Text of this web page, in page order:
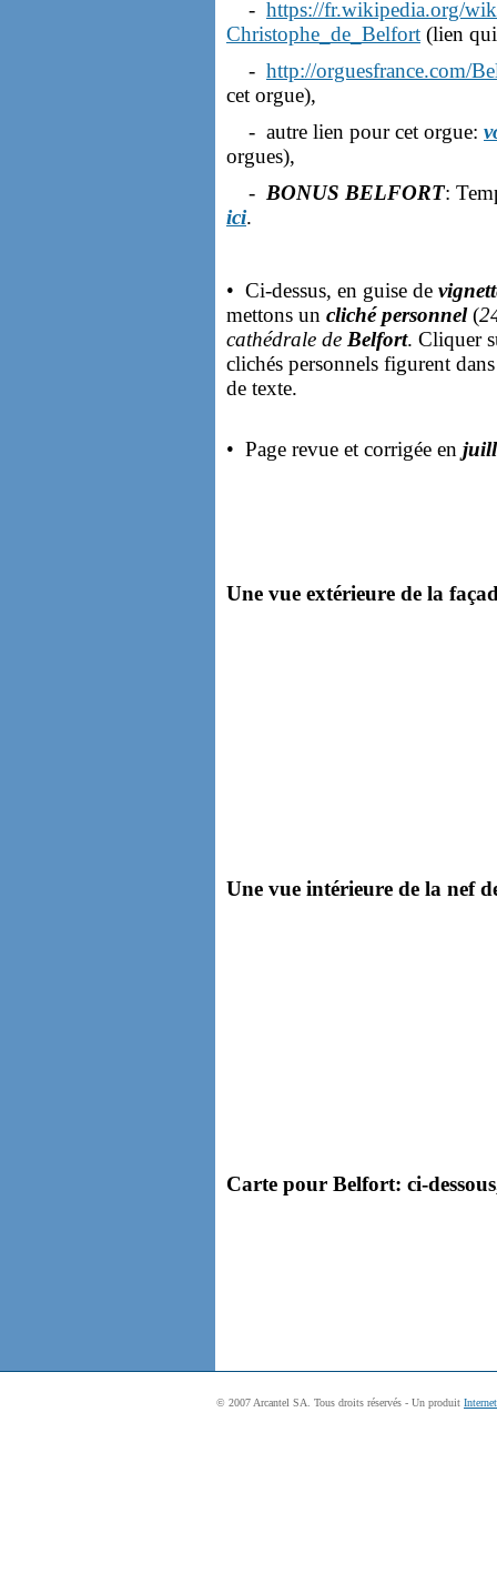
- https://fr.wikipedia.org/
Christophe_de_Belfort (lien
- http://orguesfrance.com/
cet orgue),
- autre lien pour cet orgue:
orgues),
- BONUS BELFORT:
ici.
• Ci-dessus, en guise de
mettons un cliché personnel(
cathédrale de Belfort. Cliquer
clichés personnels figurent
de texte.
• Page revue et corrigée en
Une vue extérieure de la
Une vue intérieure de la nef
Carte pour Belfort: ci-
© 2007 Arcantel SA. Tous droits réservés - Un produit